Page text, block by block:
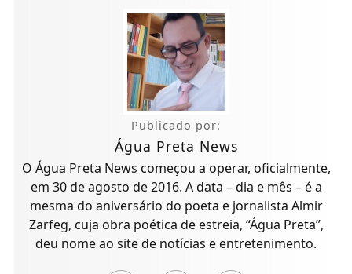
Publicado por:
Água Preta News
O Água Preta News começou a operar, oficialmente,
em 30 de agosto de 2016. A data – dia e mês – é a
mesma do aniversário do poeta e jornalista Almir
Zarfeg, cuja obra poética de estreia, “Água Preta”,
deu nome ao site de notícias e entretenimento.